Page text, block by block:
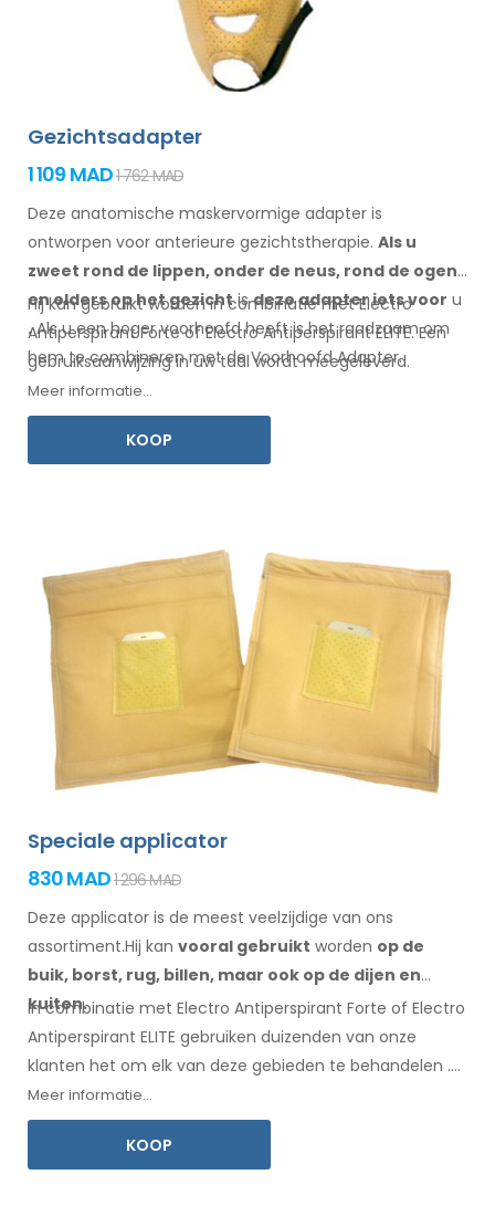
Gezichtsadapter
1 109 MAD1 762 MAD
Deze anatomische maskervormige adapter is
ontworpen voor anterieure gezichtstherapie. Als u
zweet rond de lippen, onder de neus, rond de ogen
en eldersop het gezichtisdeze adapterietsvoor u
. Alsueenhoger voorhoofd heeft is het raadzaam om
hem te combinerenmetde VoorhoofdAdapter.
Hij kan gebruikt worden in combinatie met Electro
Antiperspirant Forte of Electro Antiperspirant ELITE. Een
gebruiksaanwijzing in uwtaal wordt meegeleverd.
Meer informatie...
KOOP
Speciale applicator
830 MAD1 296 MAD
Deze applicator is de meest veelzijdige van ons
assortiment.Hij kan vooral gebruikt worden op de
buik, borst, rug, billen, maar ook op de dijen en
kuiten.
In combinatie met Electro Antiperspirant Forte of Electro
Antiperspirant ELITE gebruiken duizenden van onze
klanten het om elk van deze gebieden te behandelen .
Eengebruiksaanwijzing
Meer informatie...
KOOP